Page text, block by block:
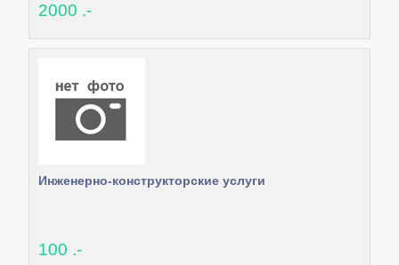
2000 .-
Инженерно-конструкторские услуги
100 .-